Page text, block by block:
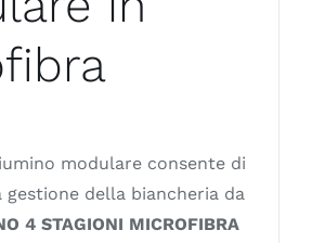
modulare consente di
della biancheria da
4 STAGIONI MICROFIBRA